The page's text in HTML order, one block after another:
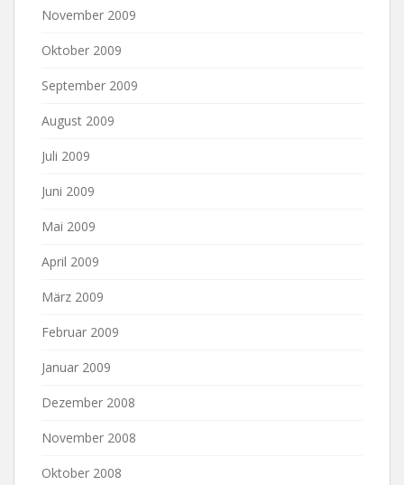
November 2009
Oktober 2009
September 2009
August 2009
Juli 2009
Juni 2009
Mai 2009
April 2009
März 2009
Februar 2009
Januar 2009
Dezember 2008
November 2008
Oktober 2008